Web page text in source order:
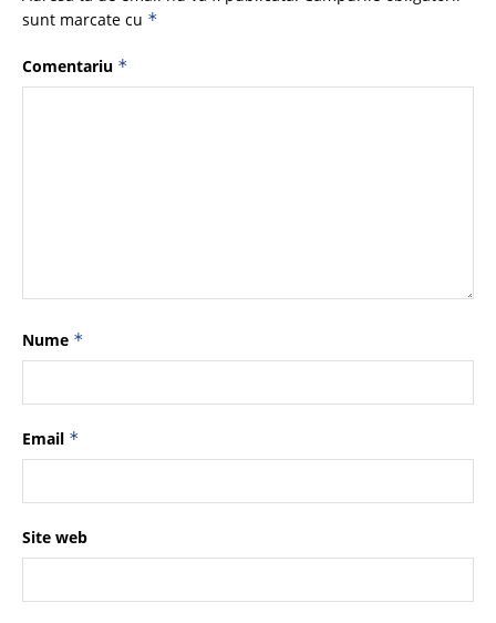
sunt marcate cu *
Comentariu *
Nume *
Email *
Site web